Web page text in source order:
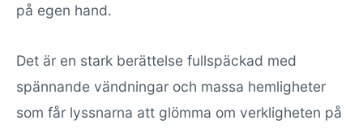
på egen hand.
Det är en stark berättelse fullspäckad med
spännande vändningar och massa hemligheter
som får lyssnarna att glömma om verkligheten på